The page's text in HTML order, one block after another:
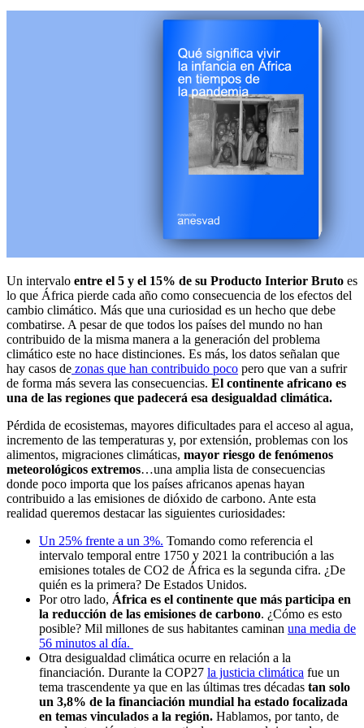
Un intervalo entre el 5 y el 15% de su Producto Interior Bruto es
lo que África pierde cada año como consecuencia de los efectos del
cambio climático. Más que una curiosidad es un hecho que debe
combatirse. A pesar de que todos los países del mundo no han
contribuido de la misma manera a la generación del problema
climático este no hace distinciones. Es más, los datos señalan que
hay casos de zonas que han contribuido poco pero que van a sufrir
de forma más severa las consecuencias. El continente africano es
una de las regiones que padecerá esa desigualdad climática.
Pérdida de ecosistemas, mayores dificultades para el acceso al agua,
incremento de las temperaturas y, por extensión, problemas con los
alimentos, migraciones climáticas, mayor riesgo de fenómenos
meteorológicos extremos…una amplia lista de consecuencias
donde poco importa que los países africanos apenas hayan
contribuido a las emisiones de dióxido de carbono. Ante esta
realidad queremos destacar las siguientes curiosidades:
Un 25% frente a un 3%. Tomando como referencia el
intervalo temporal entre 1750 y 2021 la contribución a las
emisiones totales de CO2 de África es la segunda cifra. ¿De
quién es la primera? De Estados Unidos.
Por otro lado, África es el continente que más participa en
la reducción de las emisiones de carbono. ¿Cómo es esto
posible? Mil millones de sus habitantes caminan una media de
56 minutos al día.
Otra desigualdad climática ocurre en relación a la
financiación. Durante la COP27 la justicia climática fue un
tema trascendente ya que en las últimas tres décadas tan solo
un 3,8% de la financiación mundial ha estado focalizada
en temas vinculados a la región. Hablamos, por tanto, de